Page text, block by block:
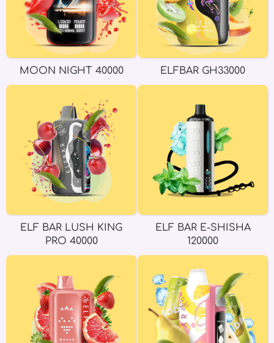
MOON NIGHT 40000 ELFBAR GH33000
ELF BAR LUSH KING
PRO 40000
ELF BAR E-SHISHA
120000